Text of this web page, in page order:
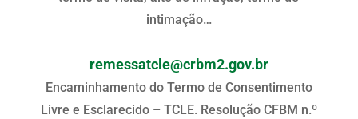
intimação…
remessatcle@crbm2.gov.br
Encaminhamento do Termo de Consentimento
Livre e Esclarecido – TCLE. Resolução CFBM n.º